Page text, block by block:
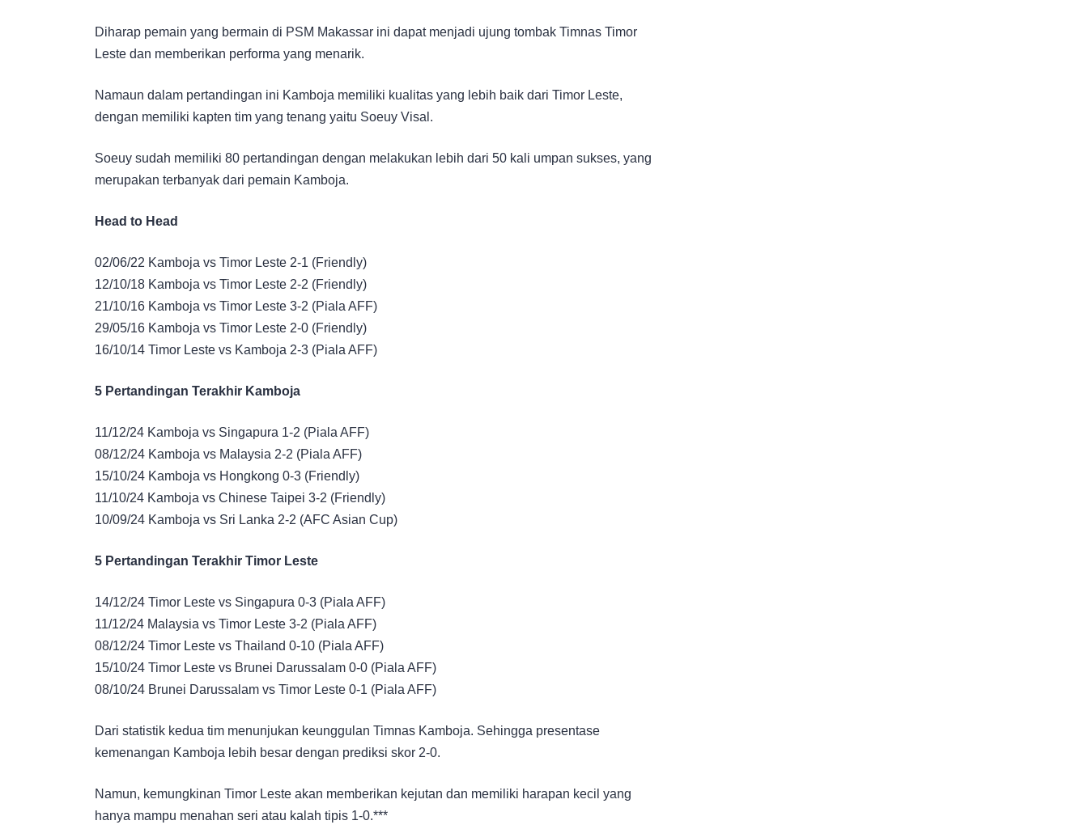
Diharap pemain yang bermain di PSM Makassar ini dapat menjadi ujung tombak Timnas Timor
Leste dan memberikan performa yang menarik.
Namaun dalam pertandingan ini Kamboja memiliki kualitas yang lebih baik dari Timor Leste,
dengan memiliki kapten tim yang tenang yaitu Soeuy Visal.
Soeuy sudah memiliki 80 pertandingan dengan melakukan lebih dari 50 kali umpan sukses, yang
merupakan terbanyak dari pemain Kamboja.
Head to Head
02/06/22 Kamboja vs Timor Leste 2-1 (Friendly)
12/10/18 Kamboja vs Timor Leste 2-2 (Friendly)
21/10/16 Kamboja vs Timor Leste 3-2 (Piala AFF)
29/05/16 Kamboja vs Timor Leste 2-0 (Friendly)
16/10/14 Timor Leste vs Kamboja 2-3 (Piala AFF)
5 Pertandingan Terakhir Kamboja
11/12/24 Kamboja vs Singapura 1-2 (Piala AFF)
08/12/24 Kamboja vs Malaysia 2-2 (Piala AFF)
15/10/24 Kamboja vs Hongkong 0-3 (Friendly)
11/10/24 Kamboja vs Chinese Taipei 3-2 (Friendly)
10/09/24 Kamboja vs Sri Lanka 2-2 (AFC Asian Cup)
5 Pertandingan Terakhir Timor Leste
14/12/24 Timor Leste vs Singapura 0-3 (Piala AFF)
11/12/24 Malaysia vs Timor Leste 3-2 (Piala AFF)
08/12/24 Timor Leste vs Thailand 0-10 (Piala AFF)
15/10/24 Timor Leste vs Brunei Darussalam 0-0 (Piala AFF)
08/10/24 Brunei Darussalam vs Timor Leste 0-1 (Piala AFF)
Dari statistik kedua tim menunjukan keunggulan Timnas Kamboja. Sehingga presentase
kemenangan Kamboja lebih besar dengan prediksi skor 2-0.
Namun, kemungkinan Timor Leste akan memberikan kejutan dan memiliki harapan kecil yang
hanya mampu menahan seri atau kalah tipis 1-0.***